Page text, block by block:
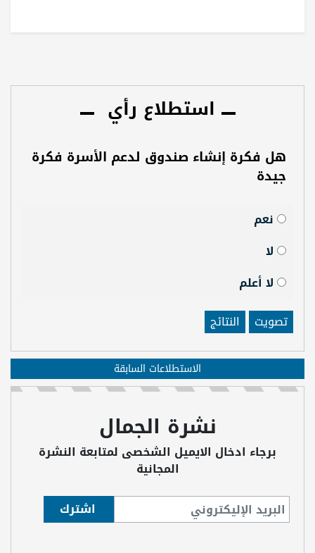
استطلاع رأي
هل فكرة إنشاء صندوق لدعم الأسرة فكرة
جيدة
نعم
لا
لا أعلم
تصويت
النتائج
الاستطلاعات السابقة
نشرة الجمال
برجاء ادخال الايميل الشخصى لمتابعة النشرة
المجانية